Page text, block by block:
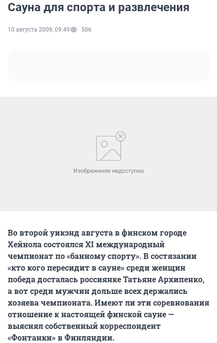
Сауна для спорта и развлечения
10 августа 2009, 09:49 506
Во второй уикэнд августа в финском городе
Хейнола состоялся XI международный
чемпионат по «банному спорту». В состязании
«кто кого пересидит в сауне» среди женщин
победа досталась россиянке Татьяне Архипенко,
а вот среди мужчин дольше всех держались
хозяева чемпионата. Имеют ли эти соревнования
отношение к настоящей финской сауне —
выяснял собственный корреспондент
«Фонтанки» в Финляндии.